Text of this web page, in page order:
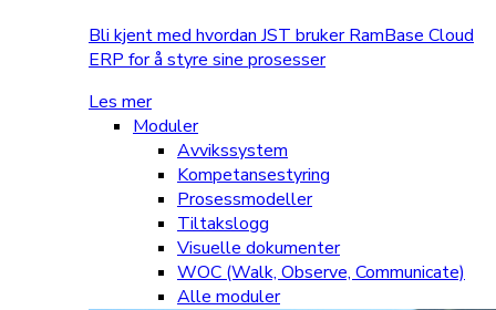
Bli kjent med hvordan JST bruker RamBase Cloud
ERP for å styre sine prosesser
Les mer
Moduler
Avvikssystem
Kompetansestyring
Prosessmodeller
Tiltakslogg
Visuelle dokumenter
WOC (Walk, Observe, Communicate)
Alle moduler